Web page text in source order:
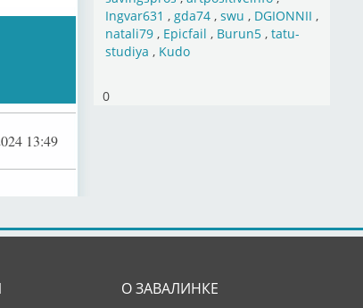
13:49
Ingvar631 , gda74, swu , DGIONNII ,
natali79, Epicfail , Burun5, tatu-
studiya , Kudo
0
О ЗАВАЛИНКЕ